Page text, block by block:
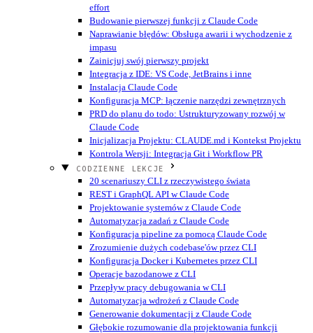
effort
Budowanie pierwszej funkcji z Claude Code
Naprawianie błędów: Obsługa awarii i wychodzenie z
impasu
Zainicjuj swój pierwszy projekt
Integracja z IDE: VS Code, JetBrains i inne
Instalacja Claude Code
Konfiguracja MCP: łączenie narzędzi zewnętrznych
PRD do planu do todo: Ustrukturyzowany rozwój w
Claude Code
Inicjalizacja Projektu: CLAUDE.md i Kontekst Projektu
Kontrola Wersji: Integracja Git i Workflow PR
CODZIENNE LEKCJE
20 scenariuszy CLI z rzeczywistego świata
REST i GraphQL API w Claude Code
Projektowanie systemów z Claude Code
Automatyzacja zadań z Claude Code
Konfiguracja pipeline za pomocą Claude Code
Zrozumienie dużych codebase'ów przez CLI
Konfiguracja Docker i Kubernetes przez CLI
Operacje bazodanowe z CLI
Przepływ pracy debugowania w CLI
Automatyzacja wdrożeń z Claude Code
Generowanie dokumentacji z Claude Code
Głębokie rozumowanie dla projektowania funkcji